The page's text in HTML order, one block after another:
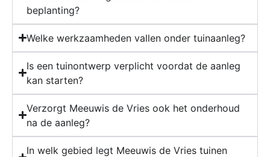
beplanting?
Welke werkzaamheden vallen onder tuinaanleg?
Is een tuinontwerp verplicht voordat de aanleg
kan starten?
Verzorgt Meeuwis de Vries ook het onderhoud
na de aanleg?
In welk gebied legt Meeuwis de Vries tuinen